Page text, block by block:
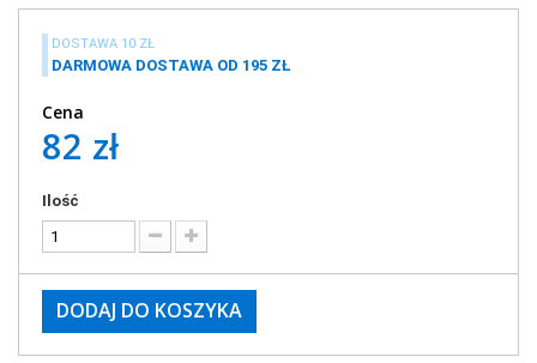
DOSTAWA 10 ZŁ
DARMOWA DOSTAWA OD 195 ZŁ
Cena
82 zł
Ilość
DODAJ DO KOSZYKA